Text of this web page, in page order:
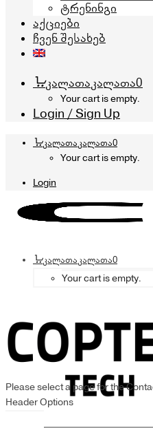
ტრენინგი
აქციები
ჩვენ შესახებ
კალათაკალათა0
Your cart is empty.
Login / Sign Up
კალათაკალათა0
Your cart is empty.
Login
კალათაკალათა0
Your cart is empty.
Please select a page for the
Header Options